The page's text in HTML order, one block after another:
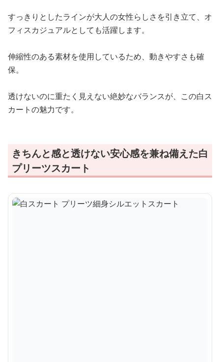
すっきりとしたラインが大人の女性らしさを引き立て、オ
フィスカジュアルとしても活躍します。
伸縮性のある素材を使用しているため、動きやすさも確
保。
透けないのに重たく見えない絶妙なバランスが、この白ス
カートの魅力です。
きちんと感と透けない安心感を兼ね備えた白
プリーツスカート